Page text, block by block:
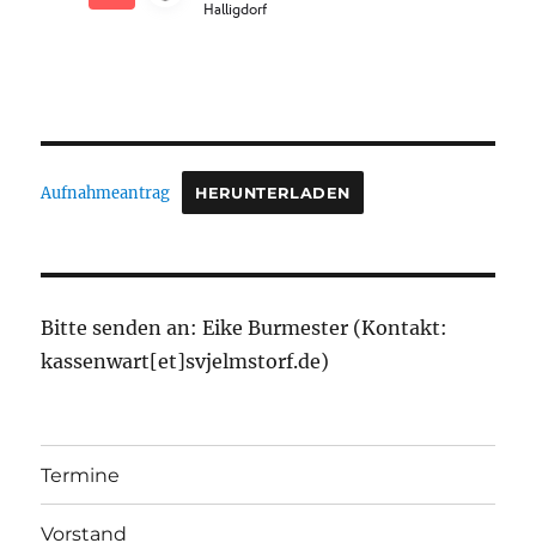
Aufnahmeantrag HERUNTERLADEN
Bitte senden an: Eike Burmester (Kontakt:
kassenwart[et]svjelmstorf.de)
Termine
Vorstand